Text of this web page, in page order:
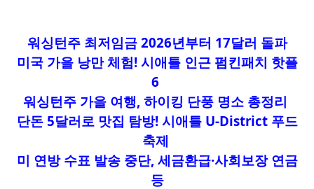
워싱턴주 최저임금 2026년부터 17달러 돌파
미국 가을 낭만 체험! 시애틀 인근 펌킨패치 핫플
6
워싱턴주 가을 여행, 하이킹 단풍 명소 총정리
단돈 5달러로 맛집 탐방! 시애틀 U-District 푸드
축제
미 연방 수표 발송 중단, 세금환급·사회보장 연금
등